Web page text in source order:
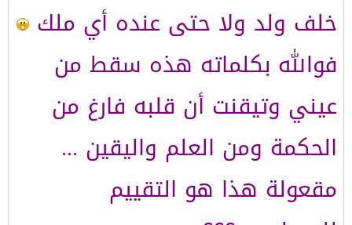
خلف ولد ولا حتى عنده أي ملك
فوالله بكلماته هذه سقط من
عيني وتيقنت أن قلبه فارغ من
الحكمة ومن العلم واليقين ...
مقعولة هذا هو التقييم